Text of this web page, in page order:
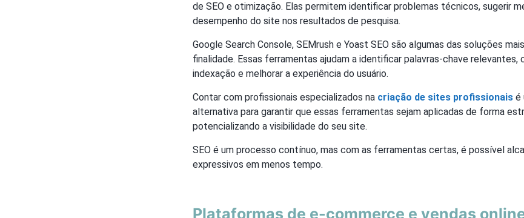
de SEO e otimização. Elas permitem identificar problemas técnicos, sugerir
desempenho do site nos resultados de pesquisa.
Google Search Console, SEMrush e Yoast SEO são algumas das soluções
finalidade. Essas ferramentas ajudam a identificar palavras-chave relevantes,
indexação e melhorar a experiência do usuário.
Contar com profissionais especializados na criação de sites profissionais é
alternativa para garantir que essas ferramentas sejam aplicadas de forma
potencializando a visibilidade do seu site.
SEO é um processo contínuo, mas com as ferramentas certas, é possível
expressivos em menos tempo.
Plataformas de e-commerce e vendas